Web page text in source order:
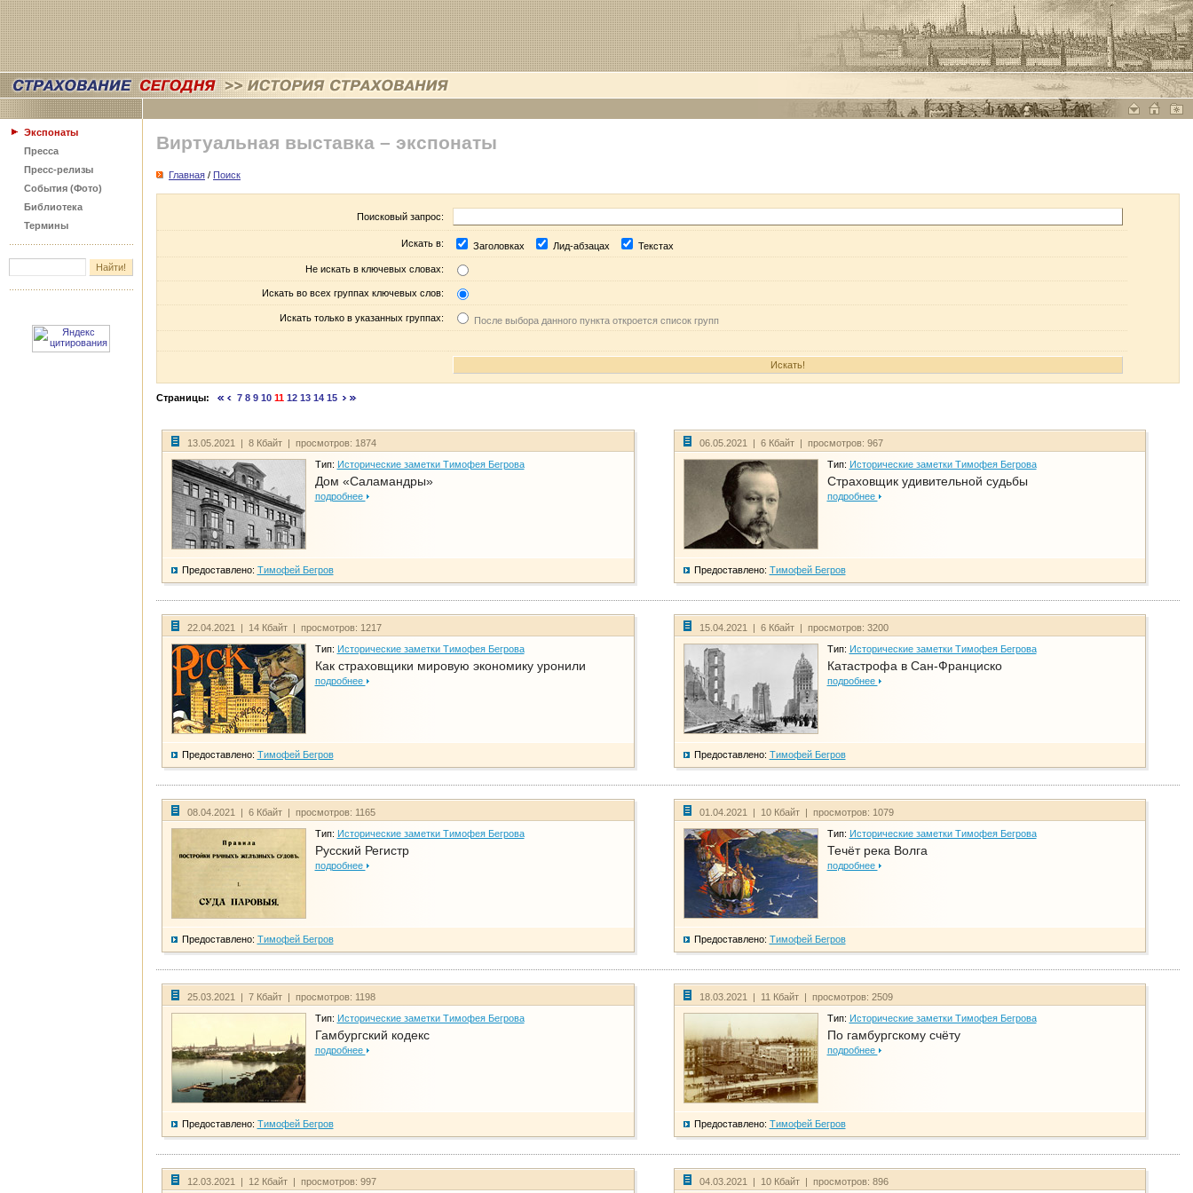
Экспонаты
Пресса
Пресс-релизы
События (Фото)
Библиотека
Термины
Виртуальная выставка – экспонаты
Главная / Поиск
Поисковый запрос:
Искать в: Заголовках Лид-абзацах Текстах
Не искать в ключевых словах:
Искать во всех группах ключевых слов:
Искать только в указанных группах: После выбора данного пункта откроется список групп
Страницы: 7 8 9 10 11 12 13 14 15
13.05.2021 | 8 Кбайт | просмотров: 1874
Тип: Исторические заметки Тимофея Бегрова
Дом «Саламандры»
подробнее
Предоставлено: Тимофей Бегров
06.05.2021 | 6 Кбайт | просмотров: 967
Тип: Исторические заметки Тимофея Бегрова
Страховщик удивительной судьбы
подробнее
Предоставлено: Тимофей Бегров
22.04.2021 | 14 Кбайт | просмотров: 1217
Тип: Исторические заметки Тимофея Бегрова
Как страховщики мировую экономику уронили
подробнее
Предоставлено: Тимофей Бегров
15.04.2021 | 6 Кбайт | просмотров: 3200
Тип: Исторические заметки Тимофея Бегрова
Катастрофа в Сан-Франциско
подробнее
Предоставлено: Тимофей Бегров
08.04.2021 | 6 Кбайт | просмотров: 1165
Тип: Исторические заметки Тимофея Бегрова
Русский Регистр
подробнее
Предоставлено: Тимофей Бегров
01.04.2021 | 10 Кбайт | просмотров: 1079
Тип: Исторические заметки Тимофея Бегрова
Течёт река Волга
подробнее
Предоставлено: Тимофей Бегров
25.03.2021 | 7 Кбайт | просмотров: 1198
Тип: Исторические заметки Тимофея Бегрова
Гамбургский кодекс
подробнее
Предоставлено: Тимофей Бегров
18.03.2021 | 11 Кбайт | просмотров: 2509
Тип: Исторические заметки Тимофея Бегрова
По гамбургскому счёту
подробнее
Предоставлено: Тимофей Бегров
12.03.2021 | 12 Кбайт | просмотров: 997 04.03.2021 | 10 Кбайт | просмотров: 896